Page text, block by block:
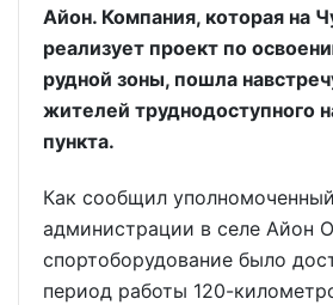
Айон. Компания, которая на
реализует проект по
рудной зоны, пошла
жителей труднодоступного
пункта.
Как сообщил
администрации в селе Айон
спортоборудование было
период работы 120-